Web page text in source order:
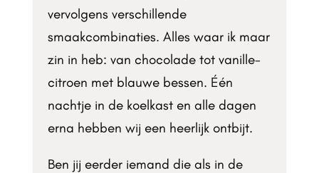
vervolgens verschillende
smaakcombinaties. Alles waar ik maar
zin in heb: van chocolade tot vanille-
citroen met blauwe bessen. Één
nachtje in de koelkast en alle dagen
erna hebben wij een heerlijk ontbijt.
Ben jij eerder iemand die als in de